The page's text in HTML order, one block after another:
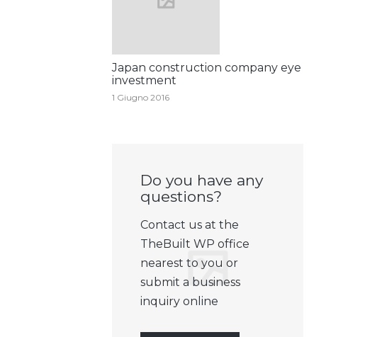
Japan construction company eye
investment
1 Giugno 2016
Do you have any
questions?
Contact us at the
TheBuilt WP office
nearest to you or
submit a business
inquiry online